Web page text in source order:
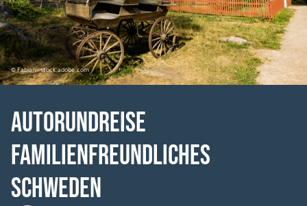
© Fabian - stock.adobe.com
Autorundreise
Familienfreundliches
Schweden